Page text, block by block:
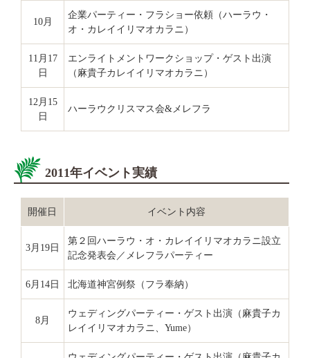
10月
企業パーティー・フラショー依頼（ハーラウ・
オ・カレイイリマオカラニ）
11月17
日
エンライトメントワークショップ・ゲスト出演
（麻貴子カレイイリマオカラニ）
12月15
日
ハーラウクリスマス会&メレフラ
2011年イベント実績
開催日 イベント内容
3月19日
第２回ハーラウ・オ・カレイイリマオカラニ設立
記念発表会／メレフラパーティー
6月14日 北海道神宮例祭（フラ奉納）
8月
ウェディングパーティー・ゲスト出演（麻貴子カ
レイイリマオカラニ、Yume）